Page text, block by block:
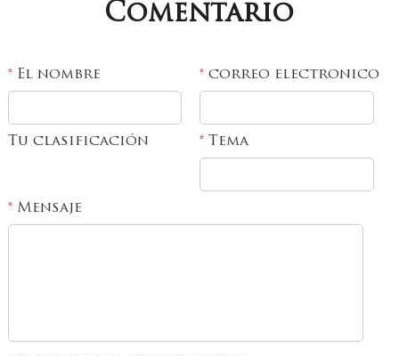
Comentario
*El nombre *correo electronico
Tu clasificación *Tema
*Mensaje